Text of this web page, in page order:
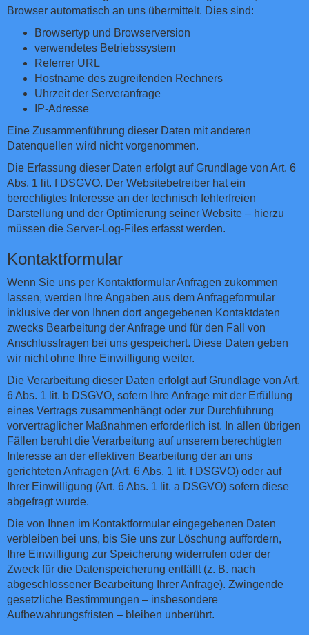
Browser automatisch an uns übermittelt. Dies sind:
Browsertyp und Browserversion
verwendetes Betriebssystem
Referrer URL
Hostname des zugreifenden Rechners
Uhrzeit der Serveranfrage
IP-Adresse
Eine Zusammenführung dieser Daten mit anderen
Datenquellen wird nicht vorgenommen.
Die Erfassung dieser Daten erfolgt auf Grundlage von Art. 6
Abs. 1 lit. f DSGVO. Der Websitebetreiber hat ein
berechtigtes Interesse an der technisch fehlerfreien
Darstellung und der Optimierung seiner Website – hierzu
müssen die Server-Log-Files erfasst werden.
Kontaktformular
Wenn Sie uns per Kontaktformular Anfragen zukommen
lassen, werden Ihre Angaben aus dem Anfrageformular
inklusive der von Ihnen dort angegebenen Kontaktdaten
zwecks Bearbeitung der Anfrage und für den Fall von
Anschlussfragen bei uns gespeichert. Diese Daten geben
wir nicht ohne Ihre Einwilligung weiter.
Die Verarbeitung dieser Daten erfolgt auf Grundlage von Art.
6 Abs. 1 lit. b DSGVO, sofern Ihre Anfrage mit der Erfüllung
eines Vertrags zusammenhängt oder zur Durchführung
vorvertraglicher Maßnahmen erforderlich ist. In allen übrigen
Fällen beruht die Verarbeitung auf unserem berechtigten
Interesse an der effektiven Bearbeitung der an uns
gerichteten Anfragen (Art. 6 Abs. 1 lit. f DSGVO) oder auf
Ihrer Einwilligung (Art. 6 Abs. 1 lit. a DSGVO) sofern diese
abgefragt wurde.
Die von Ihnen im Kontaktformular eingegebenen Daten
verbleiben bei uns, bis Sie uns zur Löschung auffordern,
Ihre Einwilligung zur Speicherung widerrufen oder der
Zweck für die Datenspeicherung entfällt (z. B. nach
abgeschlossener Bearbeitung Ihrer Anfrage). Zwingende
gesetzliche Bestimmungen – insbesondere
Aufbewahrungsfristen – bleiben unberührt.